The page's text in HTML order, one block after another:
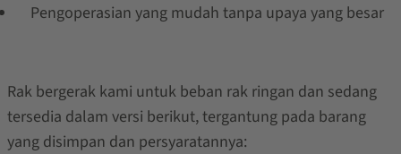
Pengoperasian yang mudah tanpa upaya yang besar
Rak bergerak kami untuk beban rak ringan dan sedang
tersedia dalam versi berikut, tergantung pada barang
yang disimpan dan persyaratannya: